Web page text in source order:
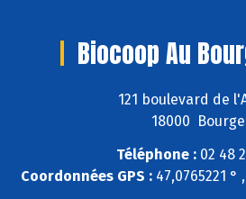
Biocoop Au
121 boulevard de
18000
Téléphone :02 48
Coordonnées GPS : 47,0765221 °